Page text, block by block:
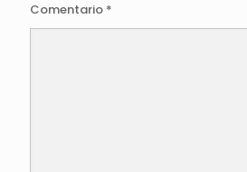
Comentario *